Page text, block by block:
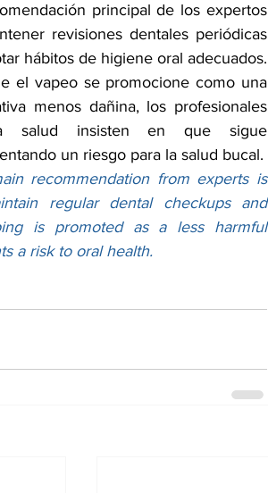
principal de los expertos
revisiones dentales periódicas
hábitos de higiene oral adecuados.
el vapeo se promocione como una
menos dañina, los profesionales
salud insisten en que sigue
un riesgo para la salud bucal.
recommendation from experts is
regular dental checkups and
is promoted as a less harmful
a risk to oral health.